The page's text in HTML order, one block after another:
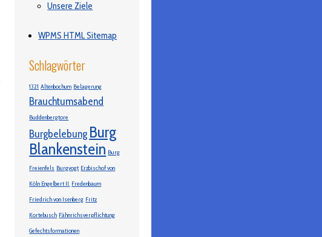
Unsere Ziele
WPMS HTML Sitemap
Schlagwörter
1321 Altenbochum Belagerung
Brauchtumsabend
Buddenbergtore
Burgbelebung Burg
Blankenstein Burg
Freienfels Burgvogt Erzbischof von
Köln Engelbert II. Fredenbaum
Friedrich von Isenberg Fritz
Kortebusch Fähnrichsverpflichtung
Gefechtsformationen